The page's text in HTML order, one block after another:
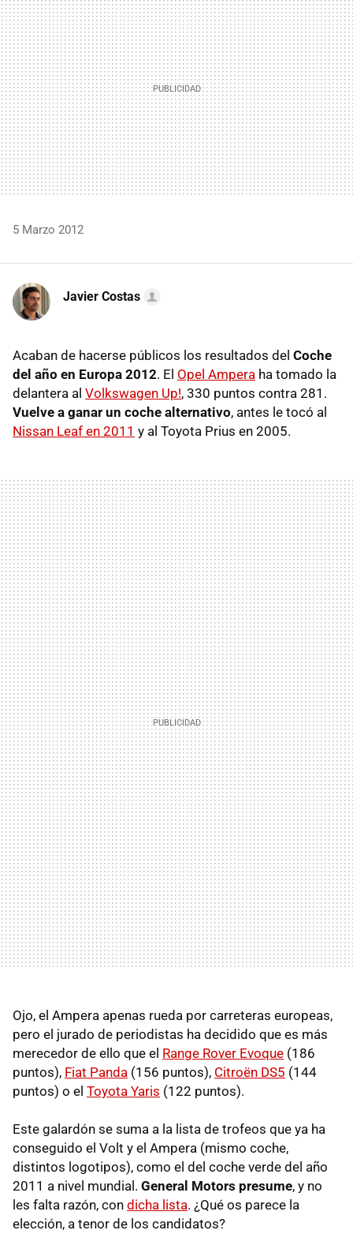
5 Marzo 2012
Javier Costas
Acaban de hacerse públicos los resultados del Coche
del año en Europa 2012. El Opel Ampera ha tomado la
delantera al Volkswagen Up!, 330 puntos contra 281.
Vuelve a ganar un coche alternativo, antes le tocó al
Nissan Leaf en 2011 y al Toyota Prius en 2005.
Ojo, el Ampera apenas rueda por carreteras europeas,
pero el jurado de periodistas ha decidido que es más
merecedor de ello que el Range Rover Evoque (186
puntos), Fiat Panda (156 puntos), Citroën DS5 (144
puntos) o el Toyota Yaris (122 puntos).
Este galardón se suma a la lista de trofeos que ya ha
conseguido el Volt y el Ampera (mismo coche,
distintos logotipos), como el del coche verde del año
2011 a nivel mundial. General Motors presume, y no
les falta razón, con dicha lista. ¿Qué os parece la
elección, a tenor de los candidatos?